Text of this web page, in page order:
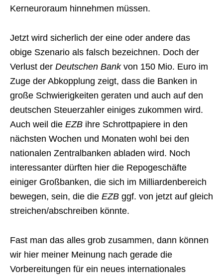
Kerneuroraum hinnehmen müssen.
Jetzt wird sicherlich der eine oder andere das
obige Szenario als falsch bezeichnen. Doch der
Verlust der Deutschen Bankvon 150 Mio. Euro im
Zuge der Abkopplung zeigt, dass die Banken in
große Schwierigkeiten geraten und auch auf den
deutschen Steuerzahler einiges zukommen wird.
Auch weil die EZB ihre Schrottpapiere in den
nächsten Wochen und Monaten wohl bei den
nationalen Zentralbanken abladen wird. Noch
interessanter dürften hier die Repogeschäfte
einiger Großbanken, die sich im Milliardenbereich
bewegen, sein, die die EZB ggf. von jetzt auf gleich
streichen/abschreiben könnte.
Fast man das alles grob zusammen, dann können
wir hier meiner Meinung nach gerade die
Vorbereitungen für ein neues internationales